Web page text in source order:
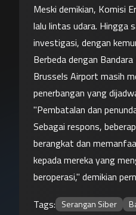
Meski demikian, Komisi
lalu lintas udara. Hingga
investigasi, dengan
Berbeda dengan
Brussels Airport masih
penerbangan yang
"Pembatalan dan
Sebagai respons,
berangkat dan
kepada mereka yang
beroperasi," demikian
Tags: Serangan Siber